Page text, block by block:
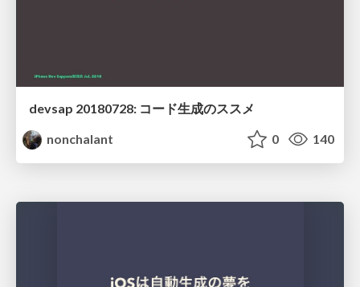
devsap 20180728: コード生成のススメ
nonchalant
0 140